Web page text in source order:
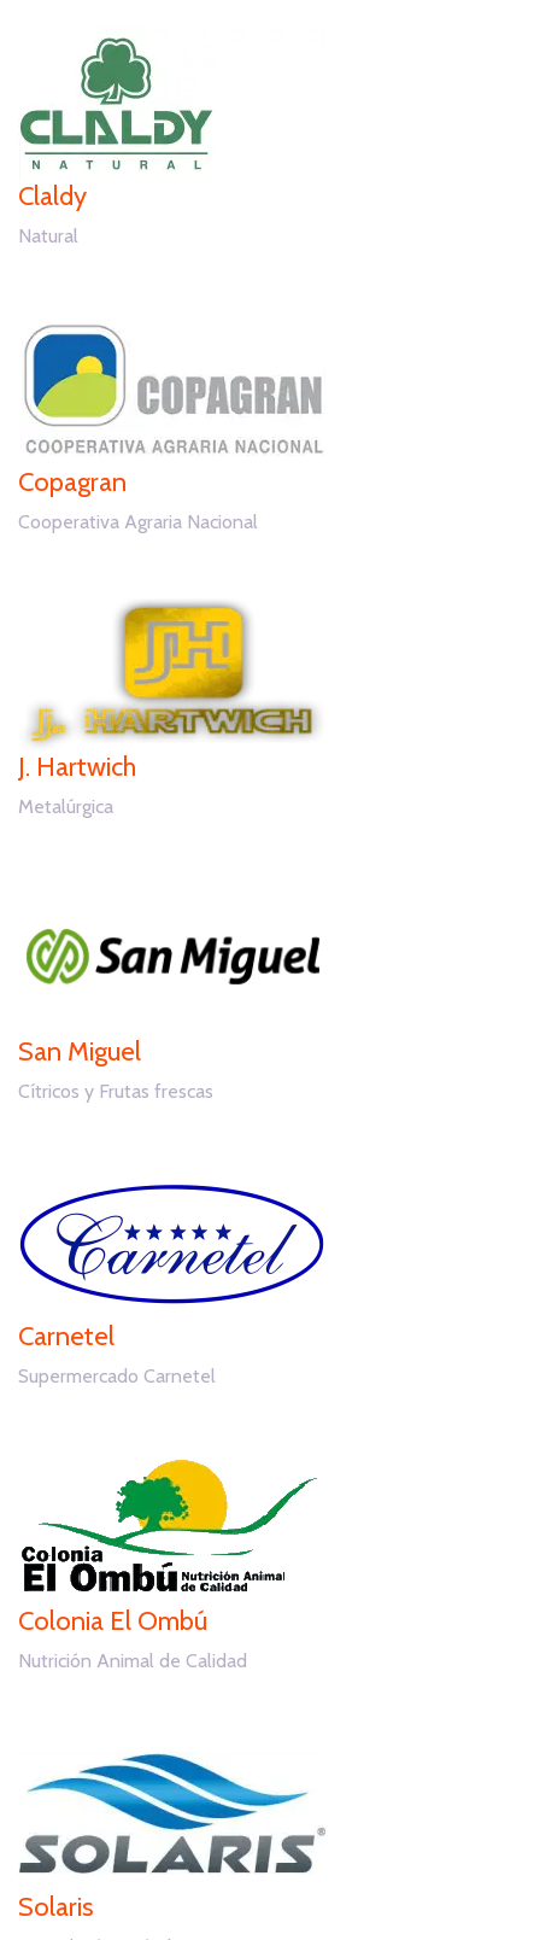
Claldy
Natural
Copagran
Cooperativa Agraria Nacional
J. Hartwich
Metalúrgica
San Miguel
Cítricos y Frutas frescas
Carnetel
Supermercado Carnetel
Colonia El Ombú
Nutrición Animal de Calidad
Solaris